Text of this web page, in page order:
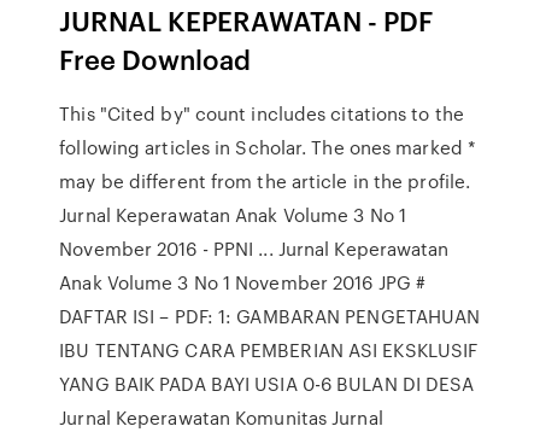
JURNAL KEPERAWATAN - PDF
Free Download
This "Cited by" count includes citations to the
following articles in Scholar. The ones marked *
may be different from the article in the profile.
Jurnal Keperawatan Anak Volume 3 No 1
November 2016 - PPNI ... Jurnal Keperawatan
Anak Volume 3 No 1 November 2016 JPG #
DAFTAR ISI – PDF: 1: GAMBARAN PENGETAHUAN
IBU TENTANG CARA PEMBERIAN ASI EKSKLUSIF
YANG BAIK PADA BAYI USIA 0-6 BULAN DI DESA
Jurnal Keperawatan Komunitas Jurnal